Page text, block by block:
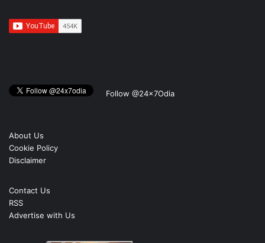
Follow @24x7Odia
About Us
Cookie Policy
Disclaimer
Contact Us
RSS
Advertise with Us